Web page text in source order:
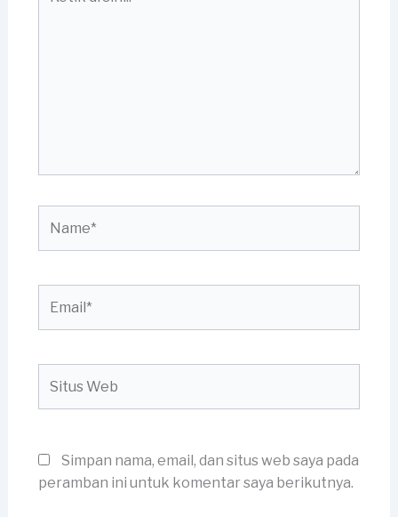
Web
Simpan nama, email, dan situs web saya pada
peramban ini untuk komentar saya berikutnya.